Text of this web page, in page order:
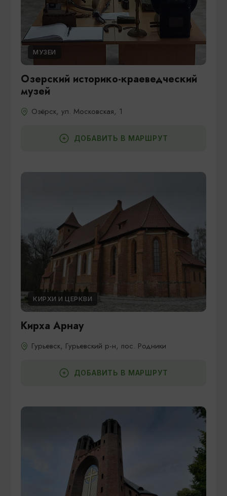
МУЗЕИ
Озерский историко-краеведческий
музей
Озёрск, ул. Московская, 1
ДОБАВИТЬ В МАРШРУТ
КИРХИ И ЦЕРКВИ
Кирха Арнау
Гурьевск, Гурьевский р-н, пос. Родники
ДОБАВИТЬ В МАРШРУТ